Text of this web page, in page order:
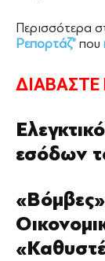
Περισσότερα
Ρεπορτάζ” που
ΔΙΑΒΑΣΤΕ
εσόδων